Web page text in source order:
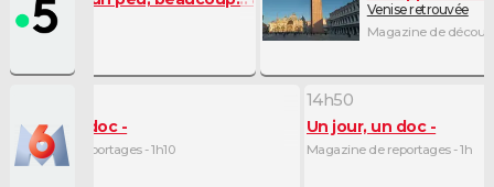
- 1h05
Venise retrouvée
Magazine de
de ménages
humoristique - 5mn
jour, un doc
de reportages - 1h10
14h50
Un jour, un doc
Magazine de reportages - 1h